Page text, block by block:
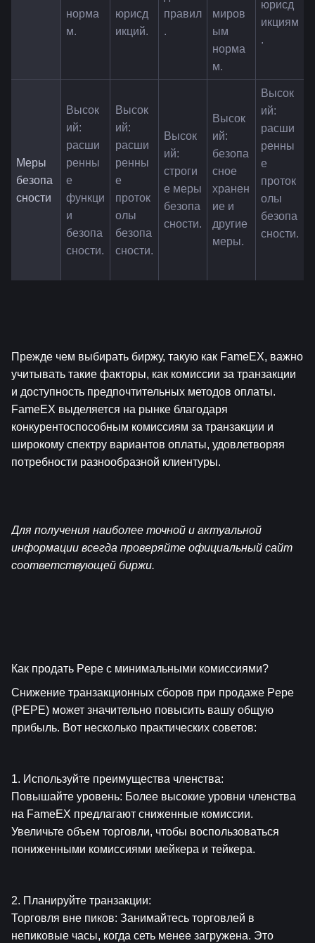
норма
м.
юрисд
икций.
правил
.
миров
ым
норма
м.
юрисд
икциям
.
Меры
безопа
сности
Высок
ий:
расши
ренны
е
функци
и
безопа
сности.
Высок
ий:
расши
ренны
е
проток
олы
безопа
сности.
Высок
ий:
строги
е меры
безопа
сности.
Высок
ий:
безопа
сное
хранен
ие и
другие
меры.
Высок
ий:
расши
ренны
е
проток
олы
безопа
сности.
Прежде чем выбирать биржу, такую как FameEX, важно
учитывать такие факторы, как комиссии за транзакции
и доступность предпочтительных методов оплаты.
FameEX выделяется на рынке благодаря
конкурентоспособным комиссиям за транзакции и
широкому спектру вариантов оплаты, удовлетворяя
потребности разнообразной клиентуры.
Для получения наиболее точной и актуальной
информации всегда проверяйте официальный сайт
соответствующей биржи.
Как продать Pepe с минимальными комиссиями?
Снижение транзакционных сборов при продаже Pepe
(PEPE) может значительно повысить вашу общую
прибыль. Вот несколько практических советов:
1. Используйте преимущества членства:
Повышайте уровень: Более высокие уровни членства
на FameEX предлагают сниженные комиссии.
Увеличьте объем торговли, чтобы воспользоваться
пониженными комиссиями мейкера и тейкера.
2. Планируйте транзакции:
Торговля вне пиков: Занимайтесь торговлей в
непиковые часы, когда сеть менее загружена. Это